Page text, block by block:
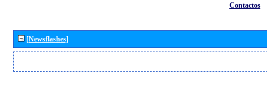
Contactos
[Newsflashes]